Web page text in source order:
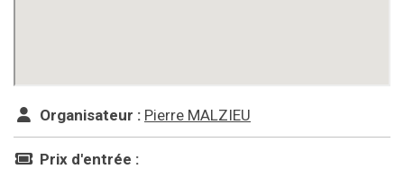
Organisateur : Pierre MALZIEU
Prix d'entrée :